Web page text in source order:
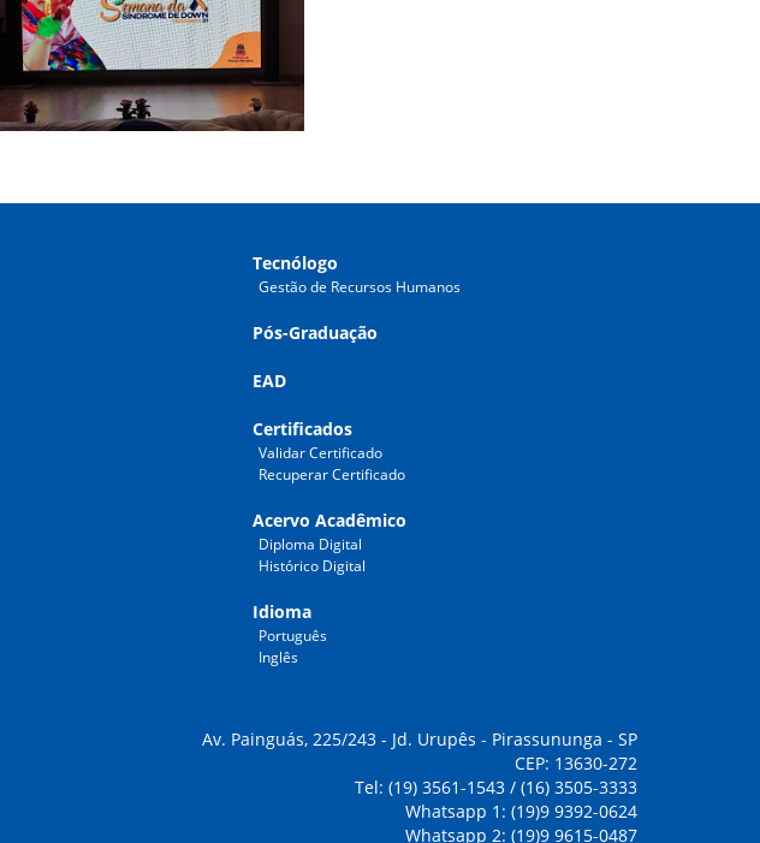
Tecnólogo
Gestão de Recursos Humanos
Pós-Graduação
EAD
Certificados
Validar Certificado
Recuperar Certificado
Acervo Acadêmico
Diploma Digital
Histórico Digital
Idioma
Português
Inglês
Av. Painguás, 225/243 - Jd. Urupês - Pirassununga - SP
CEP: 13630-272
Tel: (19) 3561-1543 / (16) 3505-3333
Whatsapp 1: (19)9 9392-0624
Whatsapp 2: (19)9 9615-0487